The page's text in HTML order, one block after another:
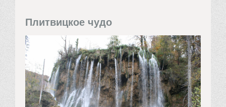
Плитвицкое чудо